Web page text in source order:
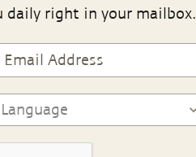
daily right in your mailbox.